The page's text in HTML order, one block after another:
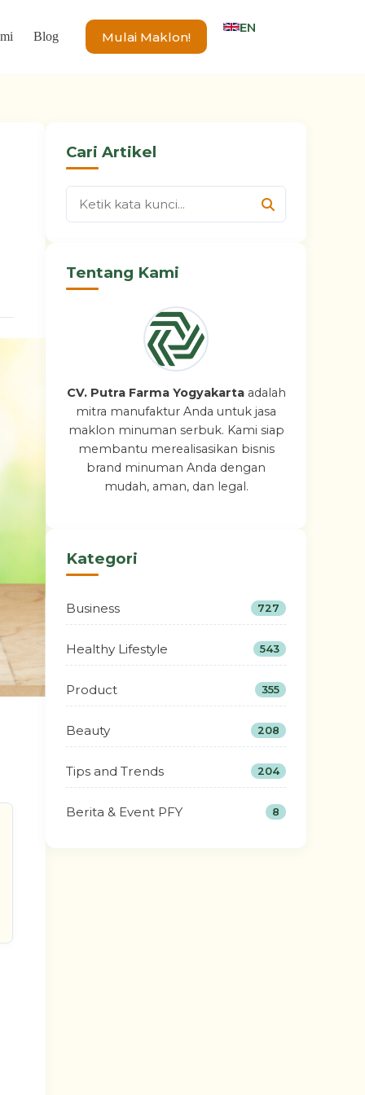
Blog Mulai Maklon!
EN
Cari Artikel
Tentang Kami
CV. Putra Farma Yogyakartaadalah
mitra manufaktur Anda untuk jasa
maklon minuman serbuk. Kami siap
membantu merealisasikan bisnis
brand minuman Anda dengan
mudah, aman, dan legal.
Kategori
Business 727
Healthy Lifestyle 543
Product 355
Beauty 208
Tips and Trends 204
Berita & Event PFY 8